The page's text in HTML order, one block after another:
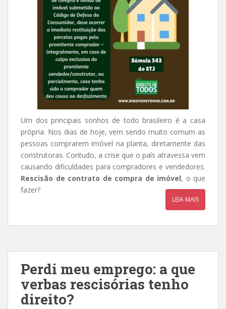
Um dos principais sonhos de todo brasileiro é a casa
própria. Nos dias de hoje, vem sendo muito comum as
pessoas comprarem imóvel na planta, diretamente das
construtoras. Contudo, a crise que o país atravessa vem
causando dificuldades para compradores e vendedores.
Rescisão de contrato de compra de imóvel, o que
fazer?
LEIA MAIS
Perdi meu emprego: a que
verbas rescisórias tenho
direito?